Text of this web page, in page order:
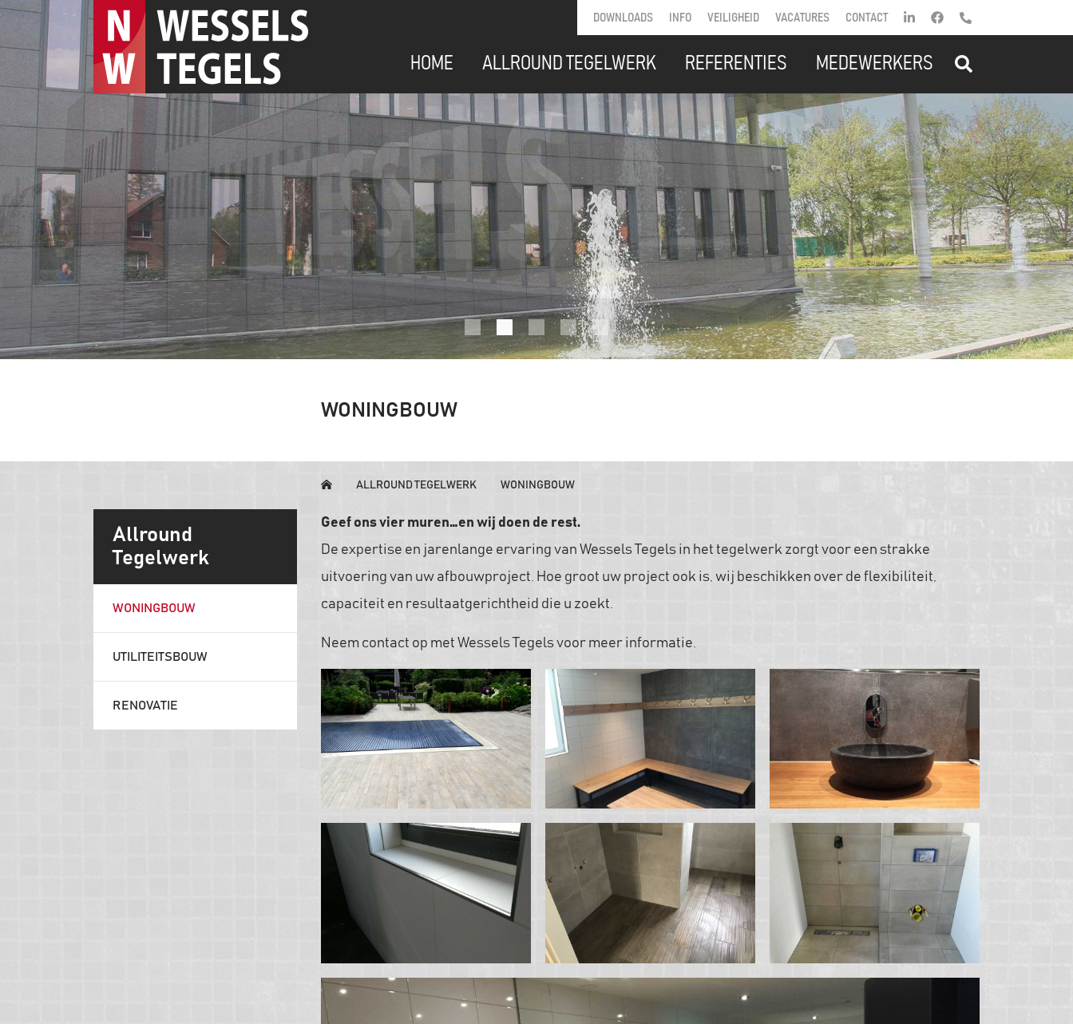
DOWNLOADS INFO VEILIGHEID VACATURES CONTACT
HOME ALLROUND TEGELWERK REFERENTIES MEDEWERKERS
WONINGBOUW
ALLROUND TEGELWERK WONINGBOUW
Allround
Tegelwerk
WONINGBOUW
UTILITEITSBOUW
RENOVATIE
Geef ons vier muren…en wij doen de rest.
De expertise en jarenlange ervaring van Wessels Tegels in het tegelwerk zorgt voor een strakke
uitvoering van uw afbouwproject. Hoe groot uw project ook is, wij beschikken over de flexibiliteit,
capaciteit en resultaatgerichtheid die u zoekt.
Neem contact op met Wessels Tegels voor meer informatie.